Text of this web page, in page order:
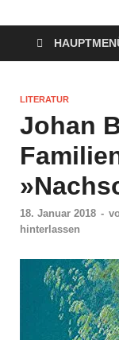
LITERATUR
Johan
18. Januar 2018 -
hinterlassen